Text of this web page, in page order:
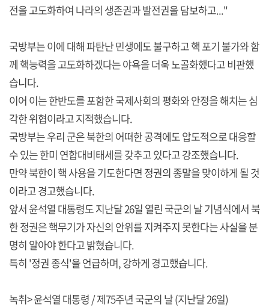
전을 고도화하여 나라의 생존권과 발전권을 담보하고..."
국방부는 이에 대해 파탄난 민생에도 불구하고 핵 포기 불가와 함
께 핵능력을 고도화하겠다는 야욕을 더욱 노골화했다고 비판했
습니다.
이어 이는 한반도를 포함한 국제사회의 평화와 안정을 해치는 심
각한 위협이라고 지적했습니다.
국방부는 우리 군은 북한의 어떠한 공격에도 압도적으로 대응할
수 있는 한미 연합대비태세를 갖추고 있다고 강조했습니다.
만약 북한이 핵 사용을 기도한다면 정권의 종말을 맞이하게 될 것
이라고 경고했습니다.
앞서 윤석열 대통령도 지난달 26일 열린 국군의 날 기념식에서 북
한 정권은 핵무기가 자신의 안위를 지켜주지 못한다는 사실을 분
명히 알아야 한다고 밝혔습니다.
특히 '정권 종식'을 언급하며, 강하게 경고했습니다.
녹취> 윤석열 대통령 / 제75주년 국군의 날 (지난달 26일)